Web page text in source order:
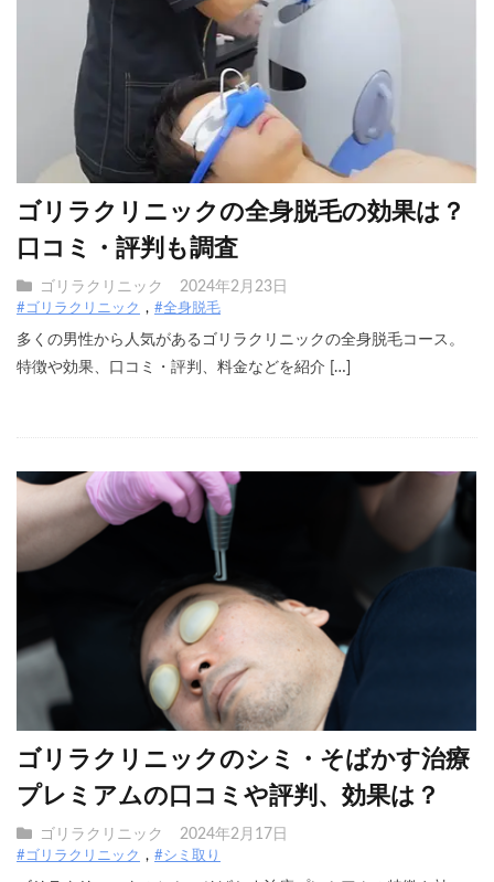
ゴリラクリニックの全身脱毛の効果は？
口コミ・評判も調査
ゴリラクリニック 2024年2月23日
#ゴリラクリニック #全身脱毛
多くの男性から人気があるゴリラクリニックの全身脱毛コース。
特徴や効果、口コミ・評判、料金などを紹介 […]
ゴリラクリニックのシミ・そばかす治療
プレミアムの口コミや評判、効果は？
ゴリラクリニック 2024年2月17日
#ゴリラクリニック #シミ取り